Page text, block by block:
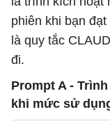
phiên khi bạn
là quy tắc
đi.
Prompt A -
khi mức sử